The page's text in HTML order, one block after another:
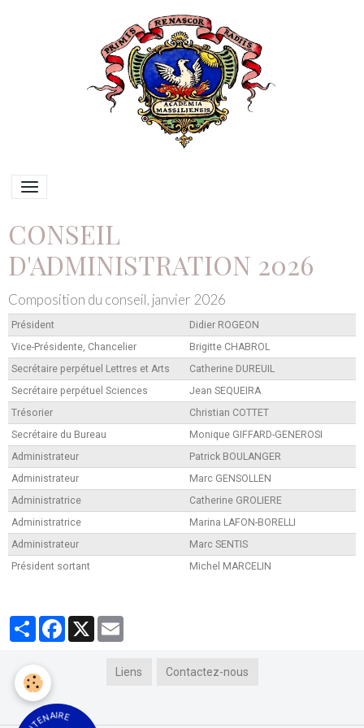
CONSEIL
D'ADMINISTRATION 2026
Composition du conseil, janvier 2026
Président
Didier ROGEON
Vice-Présidente, Chancelier
Brigitte CHABROL
Secrétaire perpétuel Lettres et Arts
Catherine DUREUIL
Secrétaire perpétuel Sciences
Jean SEQUEIRA
Trésorier
Christian COTTET
Secrétaire du Bureau
Monique GIFFARD-GENEROSI
Administrateur
Patrick BOULANGER
Administrateur
Marc GENSOLLEN
Administratrice
Catherine GROLIERE
Administratrice
Marina LAFON-BORELLI
Administrateur
Marc SENTIS
Président sortant
Michel MARCELIN
PartagerFacebook
Liens Contactez-nous